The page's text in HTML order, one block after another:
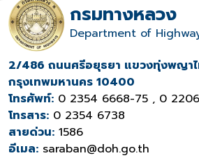
กรมทางหลวง
Department of
2/486 ถนนศรีอยุธยา แขวงทุ่งพญาไ
กรุงเทพมหานคร 10400
โทรศัพท์: 0 2354 6668-75 , 0
โทรสาร: 0 2354 6738
สายด่วน: 1586
อีเมล: saraban@doh.go.th